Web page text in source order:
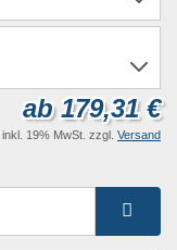
ab 179,31 €
inkl. 19% MwSt. zzgl. Versand